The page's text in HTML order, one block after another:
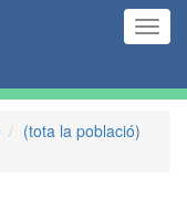
(tota la població)